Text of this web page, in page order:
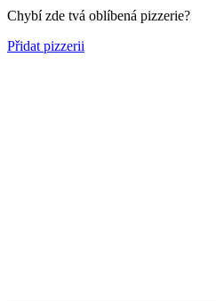
Chybí zde tvá oblíbená pizzerie?
Přidat pizzerii